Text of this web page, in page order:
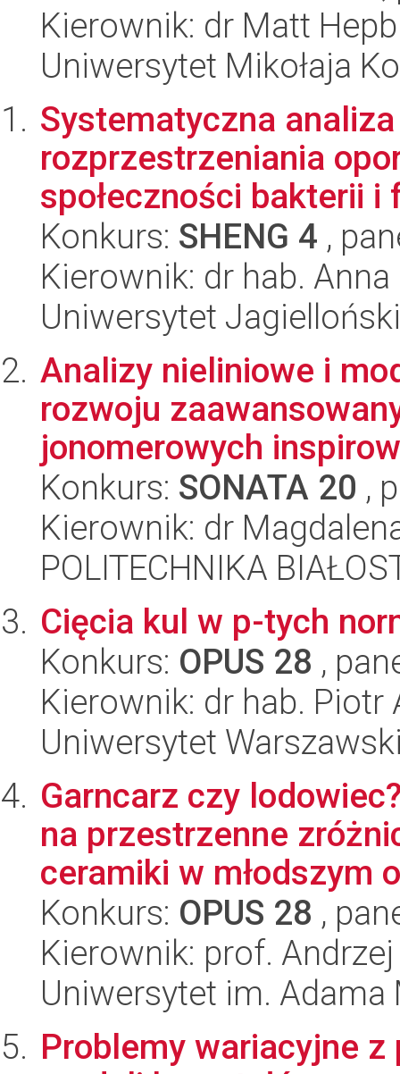
Kierownik: dr Matt
Uniwersytet Mikołaja
Systematyczna
rozprzestrzeniania
społeczności bakterii i
Konkurs: SHENG 4 ,
Kierownik: dr hab.
Uniwersytet Jagielloński
Analizy nieliniowe i
rozwoju
jonomerowych
Konkurs: SONATA 20 ,
Kierownik: dr
POLITECHNIKA
Cięcia kul w p-tych
Konkurs: OPUS 28 ,
Kierownik: dr hab. Piotr
Uniwersytet
Garncarz czy
na przestrzenne
ceramiki w młodszym
Konkurs: OPUS 28 ,
Kierownik: prof.
Uniwersytet im.
Problemy wariacyjne